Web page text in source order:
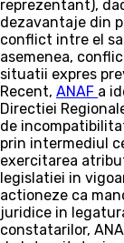
reprezentant),
dezavantaje din
conflict intre el
asemenea,
situatii expres
Recent, ANAF a
Directiei
de
prin intermediul
exercitarea
legislatiei in
actioneze ca
juridice in
constatarilor,